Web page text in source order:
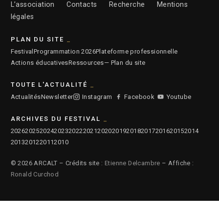
L’association
Contacts Recherche
Mentions
légales
PLAN DU SITE
Festival Programmation 2026Plateforme professionnelle
Actions éducativesRessources— Plan du site
TOUTE L'ACTUALITÉ
ActualitésNewsletter Instagram Facebook Youtube
ARCHIVES DU FESTIVAL
2026202520242023202220212020201920182017201620152014
2013201220112010
© 2026 ARCALT – Crédits site : Etienne Delcambre – Affiche :
Ronald Curchod